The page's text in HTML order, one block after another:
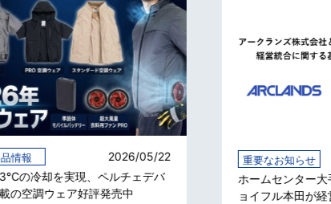
2026/04/14
重要なお知らせ
ホームセンター大手のアークランズとジ
ョイフル本田が経営統合へ